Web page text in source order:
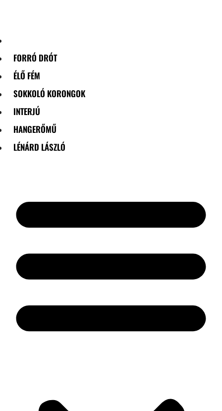
FORRÓ DRÓT
ÉLŐ FÉM
SOKKOLÓ KORONGOK
INTERJÚ
HANGERŐMŰ
LÉNÁRD LÁSZLÓ